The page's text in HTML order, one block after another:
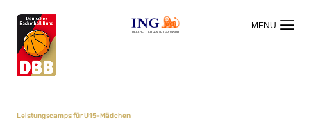
OFFIZIELLER HAUPTSPONSOR
Leistungscamps für U15-Mädchen